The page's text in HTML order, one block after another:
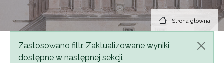
Strona główna
Komunikat
Zastosowano filtr. Zaktualizowane wyniki
dostępne w następnej sekcji.